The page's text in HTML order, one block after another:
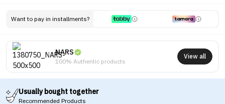
Want to pay in installments?
NARS
100% Authentic products
View all
Usually bought together
Recommended Products